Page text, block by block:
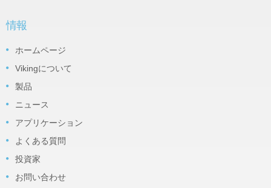
情報
ホームページ
Vikingについて
製品
ニュース
アプリケーション
よくある質問
投資家
お問い合わせ